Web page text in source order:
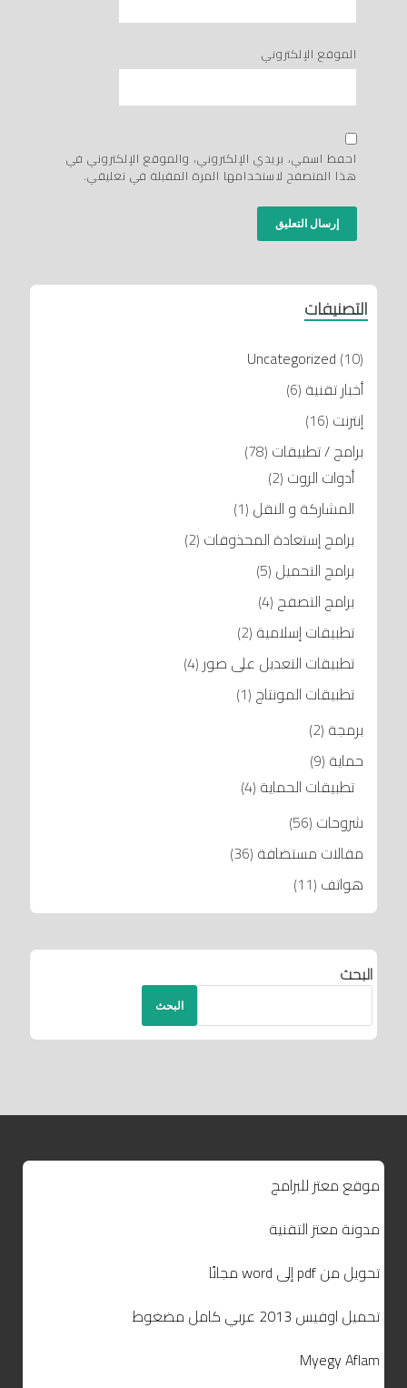
الموقع الإلكتروني
احفظ اسمي، بريدي الإلكتروني، والموقع الإلكتروني في
هذا المتصفح لاستخدامها المرة المقبلة في تعليقي.
التصنيفات
Uncategorized (10)
أخبار تقنية (6)
إنترنت (16)
برامج / تطبيقات (78)
أدوات الروت (2)
المشاركة و النقل (1)
برامج إستعادة المحذوفات (2)
برامج التحميل (5)
برامج التصفح (4)
تطبيقات إسلامية (2)
تطبيقات التعديل على صور (4)
تطبيقات المونتاج (1)
برمجة (2)
حماية (9)
تطبيقات الحماية (4)
شروحات (56)
مقالات مستضافة (36)
هواتف (11)
البحث
البحث
موقع معتز للبرامج
مدونة معتز التقنية
تحويل من pdf إلى word مجانًا
تحميل اوفيس 2013 عربي كامل مضغوط
Myegy Aflam